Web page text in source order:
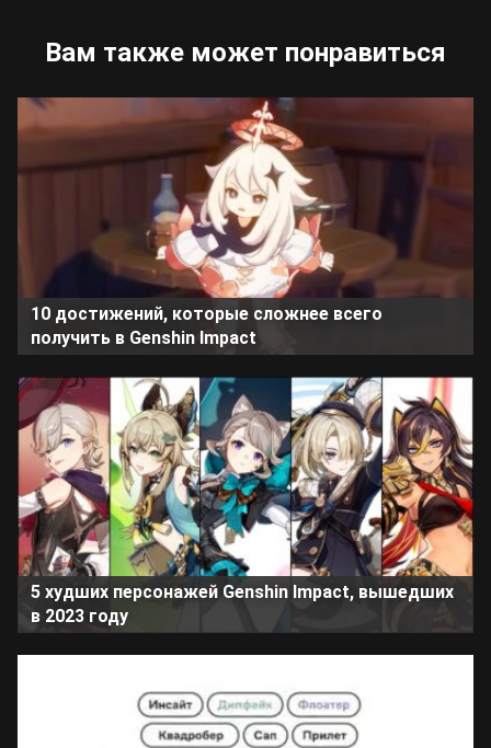
Вам также может понравиться
10 достижений, которые сложнее всего
получить в Genshin Impact
5 худших персонажей Genshin Impact, вышедших
в 2023 году